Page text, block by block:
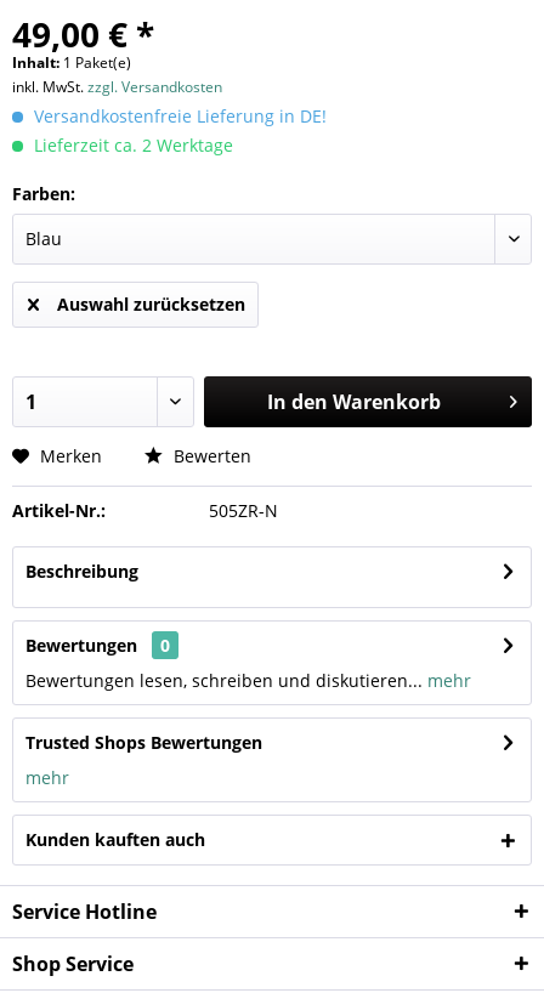
49,00 € *
Inhalt: 1 Paket(e)
inkl. MwSt.zzgl. Versandkosten
Versandkostenfreie Lieferung in DE!
Lieferzeit ca. 2 Werktage
Farben:
Auswahl zurücksetzen
In den Warenkorb
Merken Bewerten
Artikel-Nr.: 505ZR-N
Beschreibung
Bewertungen
0
Bewertungen lesen, schreiben und diskutieren... mehr
Trusted Shops Bewertungen
mehr
Kunden kauften auch
Service Hotline
Shop Service